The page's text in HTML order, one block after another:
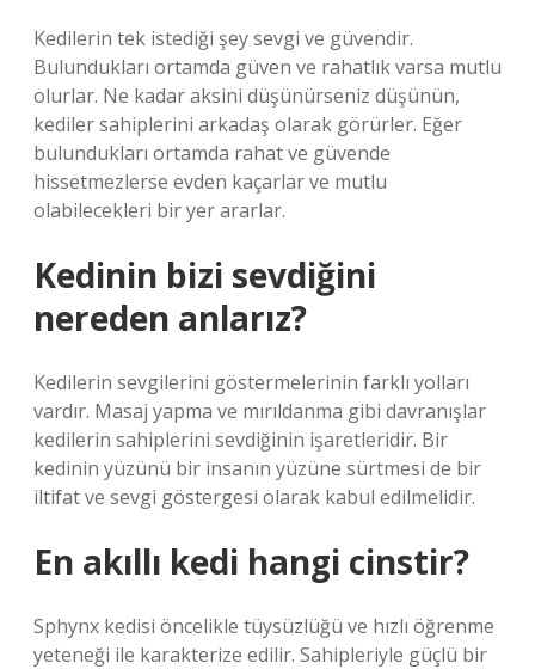
Kedilerin tek istediği şey sevgi ve güvendir.
Bulundukları ortamda güven ve rahatlık varsa mutlu
olurlar. Ne kadar aksini düşünürseniz düşünün,
kediler sahiplerini arkadaş olarak görürler. Eğer
bulundukları ortamda rahat ve güvende
hissetmezlerse evden kaçarlar ve mutlu
olabilecekleri bir yer ararlar.
Kedinin bizi sevdiğini
nereden anlarız?
Kedilerin sevgilerini göstermelerinin farklı yolları
vardır. Masaj yapma ve mırıldanma gibi davranışlar
kedilerin sahiplerini sevdiğinin işaretleridir. Bir
kedinin yüzünü bir insanın yüzüne sürtmesi de bir
iltifat ve sevgi göstergesi olarak kabul edilmelidir.
En akıllı kedi hangi cinstir?
Sphynx kedisi öncelikle tüysüzlüğü ve hızlı öğrenme
yeteneği ile karakterize edilir. Sahipleriyle güçlü bir